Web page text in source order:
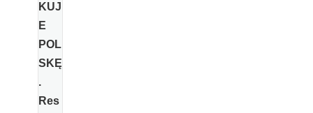
KUJ
E
POL
SKĘ
.
Res